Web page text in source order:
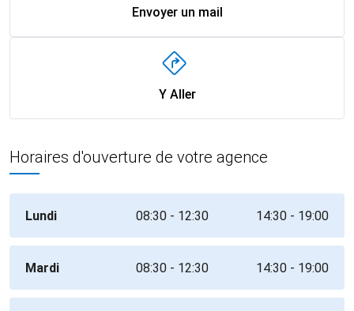
Envoyer un mail
Y Aller
Horaires d'ouverture de votre agence
Lundi 08:30 - 12:30 14:30 - 19:00
Mardi 08:30 - 12:30 14:30 - 19:00